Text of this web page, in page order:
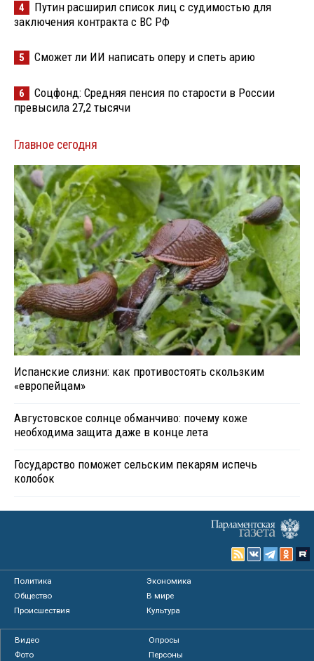
4
Путин расширил список лиц с судимостью для
заключения контракта с ВС РФ
5 Сможет ли ИИ написать оперу и спеть арию
6
Соцфонд: Средняя пенсия по старости в России
превысила 27,2 тысячи
Главное сегодня
Испанские слизни: как противостоять скользким
«европейцам»
Августовское солнце обманчиво: почему коже
необходима защита даже в конце лета
Государство поможет сельским пекарям испечь
колобок
Политика
Экономика
Общество
В мире
Происшествия
Культура
Видео
Опросы
Фото
Персоны